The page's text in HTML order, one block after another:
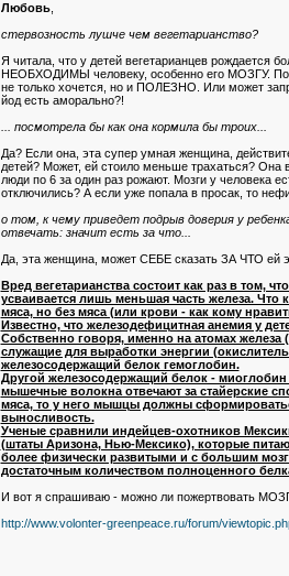
Любовь,
стервозность лушче чем вегетарианство?
Я читала, что у детей вегетарианцев рождается
НЕОБХОДИМЫ человеку, особенно его МОЗГУ.
не только хочется, но и ПОЛЕЗНО. Или может
йод есть аморально?!
... посмотрела бы как она кормила бы троих...
Да? Если она, эта супер умная женщина,
детей? Может, ей стоило меньше трахаться? Она
люди по 6 за один раз рожают. Мозги у человека
отключились? А если уже попала в просак, то
о том, к чему приведет подрыв доверия у
отвечать: значит есть за что...
Да, эта женщина, может СЕБЕ сказать ЗА ЧТО ей
Вред вегетарианства состоит как раз в том,
усваивается лишь меньшая часть железа.
мяса, но без мяса (или крови - как кому
Известно, что железодефицитная анемия у
Собственно говоря, именно на атомах железа
служащие для выработки энергии
железосодержащий белок гемоглобин.
Другой железосодержащий белок -
мышечные волокна отвечают за стайерские
мяса, то у него мышцы должны
выносливость.
Ученые сравнили индейцев-охотников
(штаты Аризона, Нью-Мексико), которые
более физически развитыми и с большим
достаточным количеством полноценного
И вот я спрашиваю - можно ли пожертвовать
http://www.volonter-greenpeace.ru/forum/